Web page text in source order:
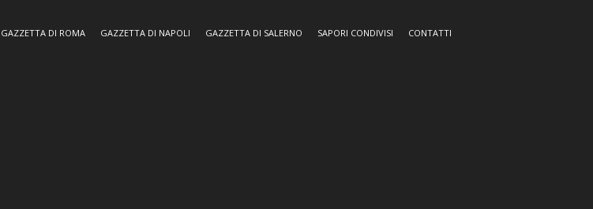
GAZZETTA DI ROMA GAZZETTA DI NAPOLI GAZZETTA DI SALERNO SAPORI CONDIVISI
CONTATTI